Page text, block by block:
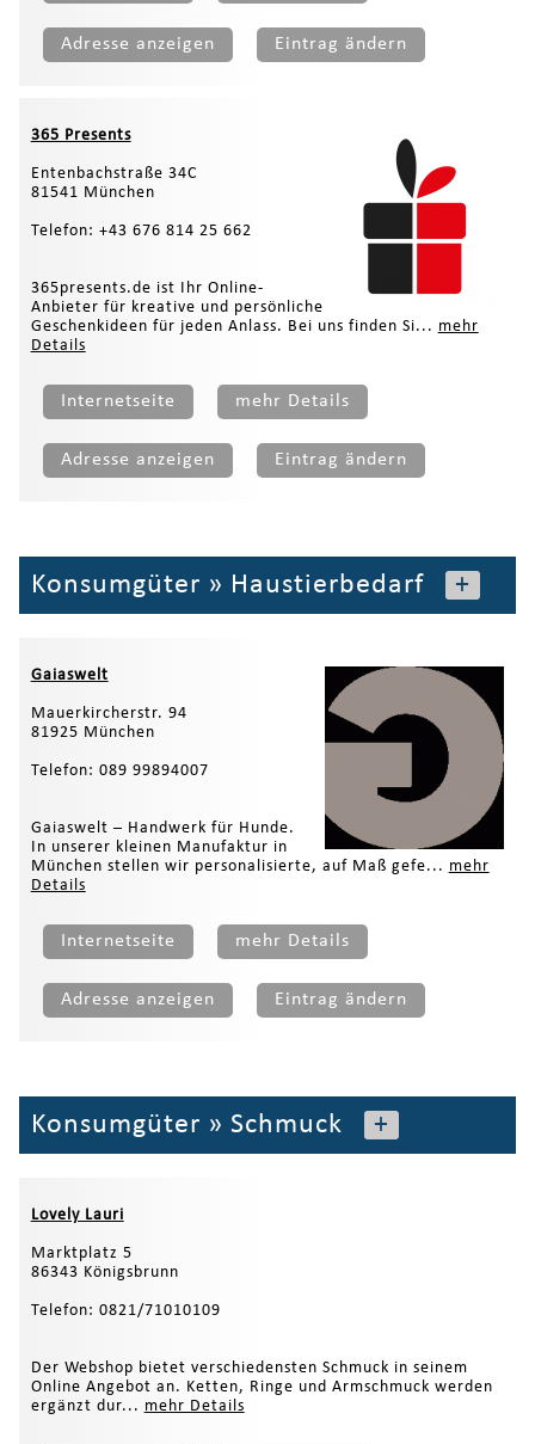
Adresse anzeigen Eintrag ändern
365 Presents
Entenbachstraße 34C
81541 München
Telefon: +43 676 814 25 662
365presents.de ist Ihr Online-
Anbieter für kreative und persönliche
Geschenkideen für jeden Anlass. Bei uns finden Si... mehr
Details
Internetseite mehr Details
Adresse anzeigen Eintrag ändern
Konsumgüter » Haustierbedarf +
Gaiaswelt
Mauerkircherstr. 94
81925 München
Telefon: 089 99894007
Gaiaswelt – Handwerk für Hunde.
In unserer kleinen Manufaktur in
München stellen wir personalisierte, auf Maß gefe... mehr
Details
Internetseite mehr Details
Adresse anzeigen Eintrag ändern
Konsumgüter » Schmuck +
Lovely Lauri
Marktplatz 5
86343 Königsbrunn
Telefon: 0821/71010109
Der Webshop bietet verschiedensten Schmuck in seinem
Online Angebot an. Ketten, Ringe und Armschmuck werden
ergänzt dur... mehr Details